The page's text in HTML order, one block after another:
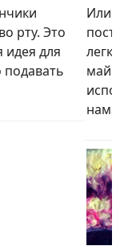
рту. Это
идея для
Или